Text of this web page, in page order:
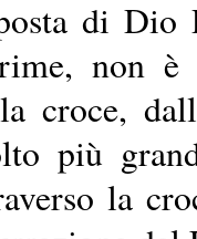
di Dio
non è
croce,
più
la